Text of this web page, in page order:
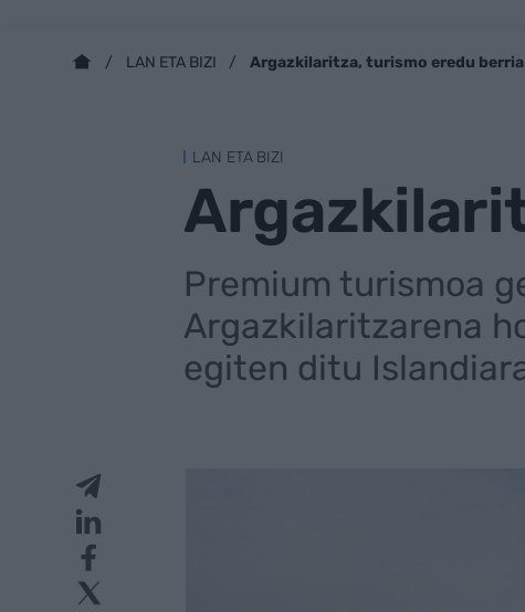
LAN ETA BIZI Argazkilaritza, turismo eredu berria
LAN ETA BIZI
Premium turismoa
Argazkilaritzarena
egiten ditu